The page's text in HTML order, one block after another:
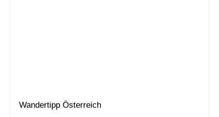
Wandertipp Österreich